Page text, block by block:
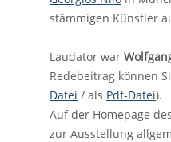
stämmigen Künstler
Laudator war
Redebeitrag können
Datei / als Pdf-Datei).
Auf der Homepage
zur Ausstellung